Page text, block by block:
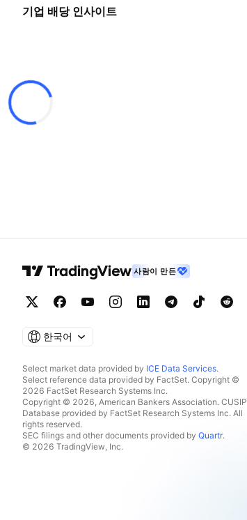
기업 배당 인사이트
사람이 만든
한국어
Select market data provided by ICE Data Services.
Select reference data provided by FactSet. Copyright ©
2026 FactSet Research Systems Inc.
Copyright © 2026, American Bankers Association. CUSIP
Database provided by FactSet Research Systems Inc. All
rights reserved.
SEC filings and other documents provided by Quartr.
© 2026 TradingView, Inc.